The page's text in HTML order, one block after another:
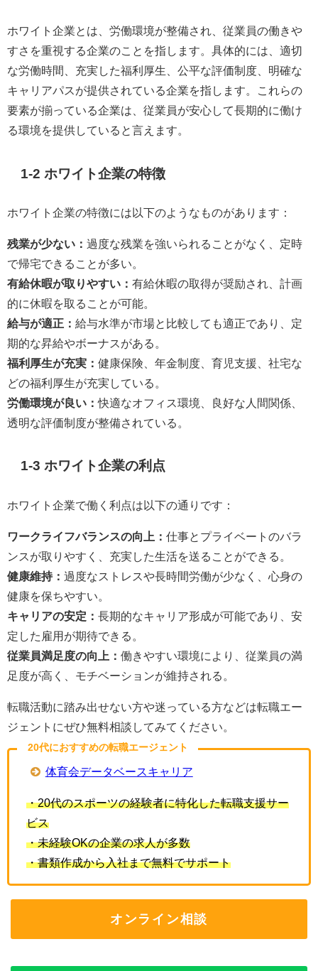
ホワイト企業とは、労働環境が整備され、従業員の働きや
すさを重視する企業のことを指します。具体的には、適切
な労働時間、充実した福利厚生、公平な評価制度、明確な
キャリアパスが提供されている企業を指します。これらの
要素が揃っている企業は、従業員が安心して長期的に働け
る環境を提供していると言えます。
1-2 ホワイト企業の特徴
ホワイト企業の特徴には以下のようなものがあります：
残業が少ない： 過度な残業を強いられることがなく、定時
で帰宅できることが多い。
有給休暇が取りやすい： 有給休暇の取得が奨励され、計画
的に休暇を取ることが可能。
給与が適正： 給与水準が市場と比較しても適正であり、定
期的な昇給やボーナスがある。
福利厚生が充実： 健康保険、年金制度、育児支援、社宅な
どの福利厚生が充実している。
労働環境が良い：快適なオフィス環境、良好な人間関係、
透明な評価制度が整備されている。
1-3 ホワイト企業の利点
ホワイト企業で働く利点は以下の通りです：
ワークライフバランスの向上： 仕事とプライベートのバラ
ンスが取りやすく、充実した生活を送ることができる。
健康維持： 過度なストレスや長時間労働が少なく、心身の
健康を保ちやすい。
キャリアの安定： 長期的なキャリア形成が可能であり、安
定した雇用が期待できる。
従業員満足度の向上： 働きやすい環境により、従業員の満
足度が高く、モチベーションが維持される。
転職活動に踏み出せない方や迷っている方などは転職エー
ジェントにぜひ無料相談してみてください。
20代におすすめの転職エージェント
体育会データベースキャリア
・20代のスポーツの経験者に特化した転職支援サー
ビス
・未経験OKの企業の求人が多数
・書類作成から入社まで無料でサポート
オンライン相談